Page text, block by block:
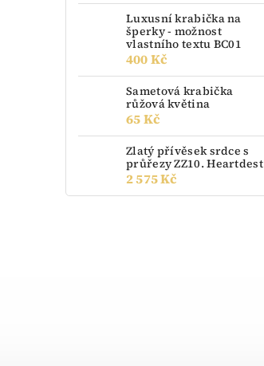
Luxusní krabička na
šperky - možnost
vlastního textu BC01
400 Kč
Sametová krabička
růžová květina
65 Kč
Zlatý přívěsek srdce s
průřezy ZZ10. Heartdest
2 575 Kč